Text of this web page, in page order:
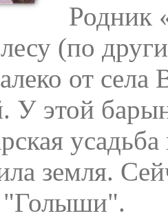
Родник
(по
от
У этой
земля.
"Голыши".